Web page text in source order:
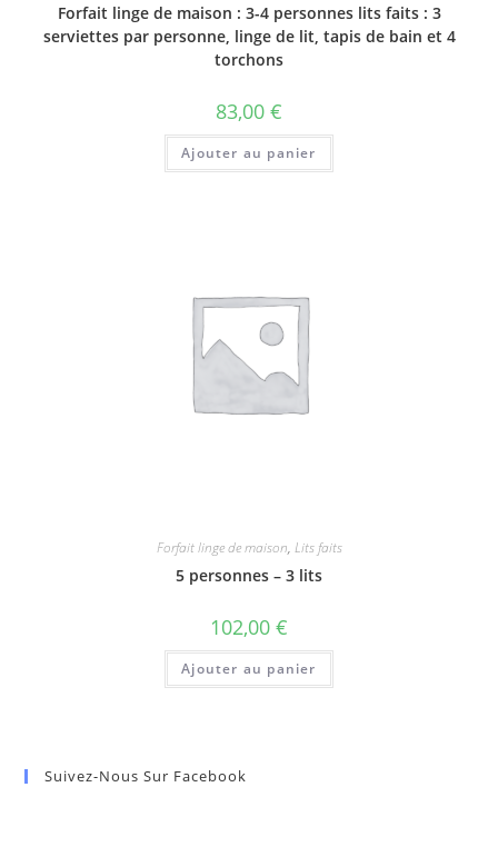
Forfait linge de maison : 3-4 personnes lits faits : 3
serviettes par personne, linge de lit, tapis de bain et 4
torchons
83,00 €
Ajouter au panier
Forfait linge de maison, Lits faits
5 personnes – 3 lits
102,00 €
Ajouter au panier
Suivez-Nous Sur Facebook